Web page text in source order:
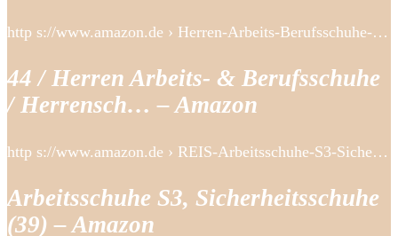
http s://www.amazon.de › Herren-Arbeits-Berufsschuhe-…
44 / Herren Arbeits- & Berufsschuhe
/ Herrensch… – Amazon
http s://www.amazon.de › REIS-Arbeitsschuhe-S3-Siche…
Arbeitsschuhe S3, Sicherheitsschuhe
(39) – Amazon